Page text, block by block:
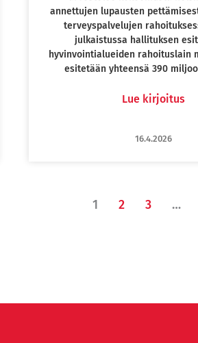
annettujen lupausten
terveyspalvelujen
julkaistussa hallituksen
hyvinvointialueiden rahoituslain
esitetään yhteensä 390
Lue kirjoitus
16.4.2026
1 2 3 …